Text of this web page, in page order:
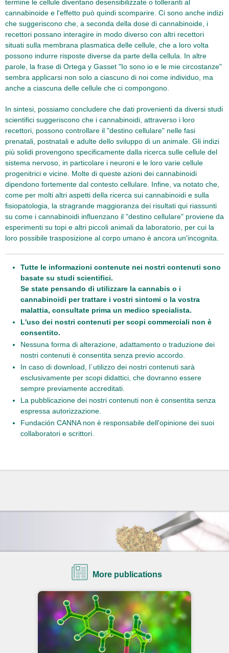
termine le cellule diventano desensibilizzate o tolleranti al
cannabinoide e l'effetto può quindi scomparire. Ci sono anche indizi
che suggeriscono che, a seconda della dose di cannabinoide, i
recettori possano interagire in modo diverso con altri recettori
situati sulla membrana plasmatica delle cellule, che a loro volta
possono indurre risposte diverse da parte della cellula. In altre
parole, la frase di Ortega y Gasset "Io sono io e le mie circostanze"
sembra applicarsi non solo a ciascuno di noi come individuo, ma
anche a ciascuna delle cellule che ci compongono.
In sintesi, possiamo concludere che dati provenienti da diversi studi
scientifici suggeriscono che i cannabinoidi, attraverso i loro
recettori, possono controllare il "destino cellulare" nelle fasi
prenatali, postnatali e adulte dello sviluppo di un animale. Gli indizi
più solidi provengono specificamente dalla ricerca sulle cellule del
sistema nervoso, in particolare i neuroni e le loro varie cellule
progenitrici e vicine. Molte di queste azioni dei cannabinoidi
dipendono fortemente dal contesto cellulare. Infine, va notato che,
come per molti altri aspetti della ricerca sui cannabinoidi e sulla
fisiopatologia, la stragrande maggioranza dei risultati qui riassunti
su come i cannabinoidi influenzano il "destino cellulare" proviene da
esperimenti su topi e altri piccoli animali da laboratorio, per cui la
loro possibile trasposizione al corpo umano è ancora un'incognita.
Tutte le informazioni contenute nei nostri contenuti sono
basate su studi scientifici.
Se state pensando di utilizzare la cannabis o i
cannabinoidi per trattare i vostri sintomi o la vostra
malattia, consultate prima un medico specialista.
L'uso dei nostri contenuti per scopi commerciali non è
consentito.
Nessuna forma di alterazione, adattamento o traduzione dei
nostri contenuti è consentita senza previo accordo.
In caso di download, l´utilizzo dei nostri contenuti sarà
esclusivamente per scopi didattici, che dovranno essere
sempre previamente accreditati.
La pubblicazione dei nostri contenuti non è consentita senza
espressa autorizzazione.
Fundación CANNA non è responsabile dell'opinione dei suoi
collaboratori e scrittori.
More publications